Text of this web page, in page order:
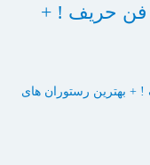
فن حریف ! +